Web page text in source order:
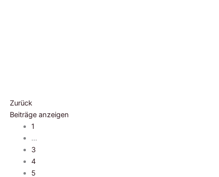
Zurück
Beiträge anzeigen
1
…
3
4
5